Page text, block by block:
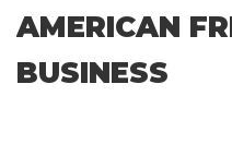
AMERICAN
BUSINESS